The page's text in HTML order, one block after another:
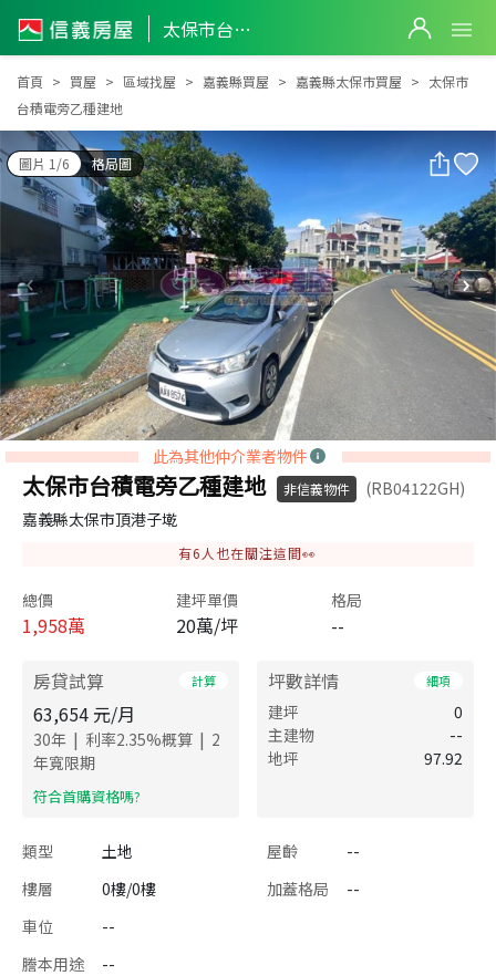
太保市台積電旁乙種建地
太保市台積電旁乙種建地
首頁 買屋 區域找屋 嘉義縣買屋 嘉義縣太保市買屋
太保市
台積電旁乙種建地
圖片 1/6 格局圖
此為其他仲介業者物件
太保市台積電旁乙種建地 非信義物件
(RB04122GH)
嘉義縣太保市頂港子墘
有6 人也在關注這間👀
總價
1,958萬
建坪單價
20萬/坪
格局
--
房貸試算 計算
63,654 元/月
30年 | 利率2.35%概算 | 2
年寬限期
​符合首購資格嗎?
坪數詳情 細項
建坪
0
主建物
--
地坪
97.92
類型 土地 屋齡
--
樓層
0樓/0樓 加蓋格局
--
車位
--
謄本用途
--